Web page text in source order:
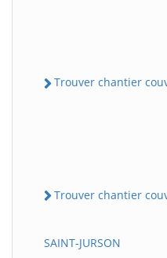
Trouver chantier
Trouver chantier
SAINT-JURSON